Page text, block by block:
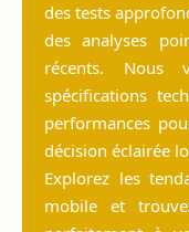
des tests
des analyses
récents. Nous
spécifications
performances
décision éclairée
Explorez les
mobile et